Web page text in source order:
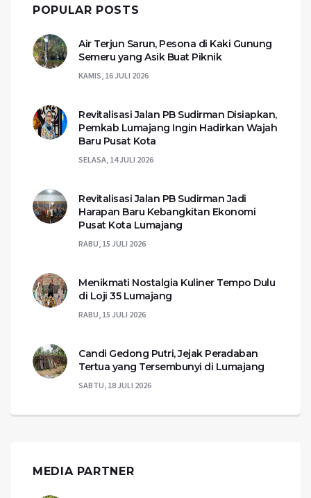
POPULAR POSTS
Air Terjun Sarun, Pesona di Kaki Gunung
Semeru yang Asik Buat Piknik
KAMIS, 16 JULI 2026
Revitalisasi Jalan PB Sudirman Disiapkan,
Pemkab Lumajang Ingin Hadirkan Wajah
Baru Pusat Kota
SELASA, 14 JULI 2026
Revitalisasi Jalan PB Sudirman Jadi
Harapan Baru Kebangkitan Ekonomi
Pusat Kota Lumajang
RABU, 15 JULI 2026
Menikmati Nostalgia Kuliner Tempo Dulu
di Loji 35 Lumajang
RABU, 15 JULI 2026
Candi Gedong Putri, Jejak Peradaban
Tertua yang Tersembunyi di Lumajang
SABTU, 18 JULI 2026
MEDIA PARTNER